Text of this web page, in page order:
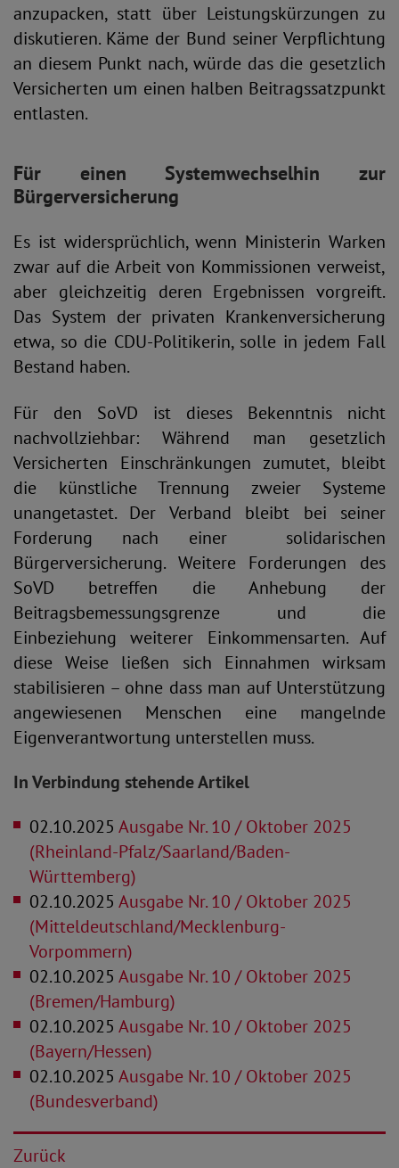
anzupacken, statt über Leistungskürzungen zu
diskutieren. Käme der Bund seiner Verpflichtung
an diesem Punkt nach, würde das die gesetzlich
Versicherten um einen halben Beitragssatzpunkt
entlasten.
Für einen Systemwechselhin zur
Bürgerversicherung
Es ist widersprüchlich, wenn Ministerin Warken
zwar auf die Arbeit von Kommissionen verweist,
aber gleichzeitig deren Ergebnissen vorgreift.
Das System der privaten Krankenversicherung
etwa, so die CDU-Politikerin, solle in jedem Fall
Bestand haben.
Für den SoVD ist dieses Bekenntnis nicht
nachvollziehbar: Während man gesetzlich
Versicherten Einschränkungen zumutet, bleibt
die künstliche Trennung zweier Systeme
unangetastet. Der Verband bleibt bei seiner
Forderung nach einer solidarischen
Bürgerversicherung. Weitere Forderungen des
SoVD betreffen die Anhebung der
Beitragsbemessungsgrenze und die
Einbeziehung weiterer Einkommensarten. Auf
diese Weise ließen sich Einnahmen wirksam
stabilisieren – ohne dass man auf Unterstützung
angewiesenen Menschen eine mangelnde
Eigenverantwortung unterstellen muss.
In Verbindung stehende Artikel
02.10.2025 Ausgabe Nr. 10 / Oktober 2025
(Rheinland-Pfalz/Saarland/Baden-
Württemberg)
02.10.2025 Ausgabe Nr. 10 / Oktober 2025
(Mitteldeutschland/Mecklenburg-
Vorpommern)
02.10.2025 Ausgabe Nr. 10 / Oktober 2025
(Bremen/Hamburg)
02.10.2025 Ausgabe Nr. 10 / Oktober 2025
(Bayern/Hessen)
02.10.2025 Ausgabe Nr. 10 / Oktober 2025
(Bundesverband)
Zurück